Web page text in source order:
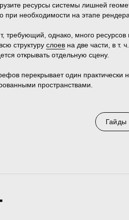
ресурсы системы лишней
при необходимости на этапе рендера.
требующий, однако, много ресурсов
структуру слоев на две части, в т. ч.
открывать отдельную сцену.
перекрывает один практически
пространствами.
Гайды